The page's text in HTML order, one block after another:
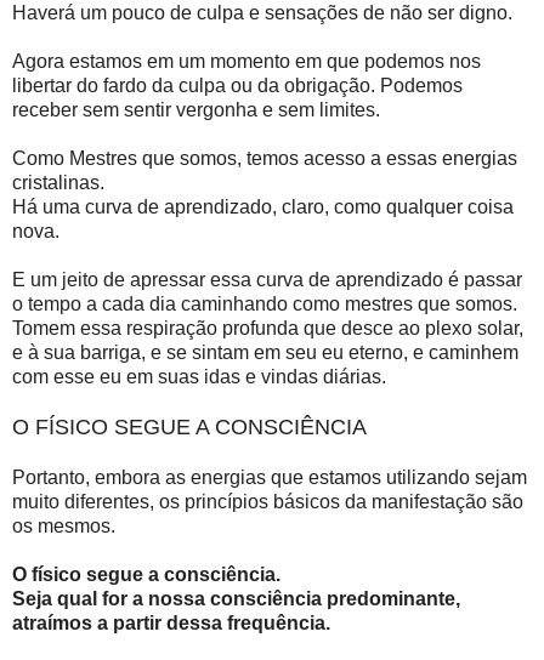
Haverá um pouco de culpa e sensações de não ser digno.
Agora estamos em um momento em que podemos nos
libertar do fardo da culpa ou da obrigação. Podemos
receber sem sentir vergonha e sem limites.
Como Mestres que somos, temos acesso a essas energias
cristalinas.
Há uma curva de aprendizado, claro, como qualquer coisa
nova.
E um jeito de apressar essa curva de aprendizado é passar
o tempo a cada dia caminhando como mestres que somos.
Tomem essa respiração profunda que desce ao plexo solar,
e à sua barriga, e se sintam em seu eu eterno, e caminhem
com esse eu em suas idas e vindas diárias.
O FÍSICO SEGUE A CONSCIÊNCIA
Portanto, embora as energias que estamos utilizando sejam
muito diferentes, os princípios básicos da manifestação são
os mesmos.
O físico segue a consciência.
Seja qual for a nossa consciência predominante,
atraímos a partir dessa frequência.